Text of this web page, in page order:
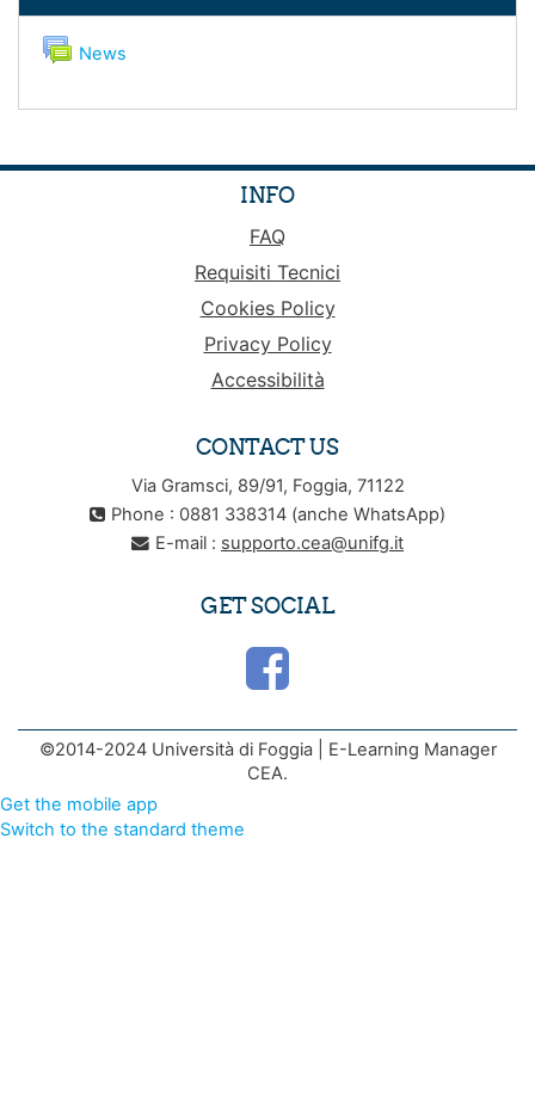
News
INFO
FAQ
Requisiti Tecnici
Cookies Policy
Privacy Policy
Accessibilità
CONTACT US
Via Gramsci, 89/91, Foggia, 71122
Phone : 0881 338314 (anche WhatsApp)
E-mail : supporto.cea@unifg.it
GET SOCIAL
©2014-2024 Università di Foggia | E-Learning Manager
CEA.
Get the mobile app
Switch to the standard theme